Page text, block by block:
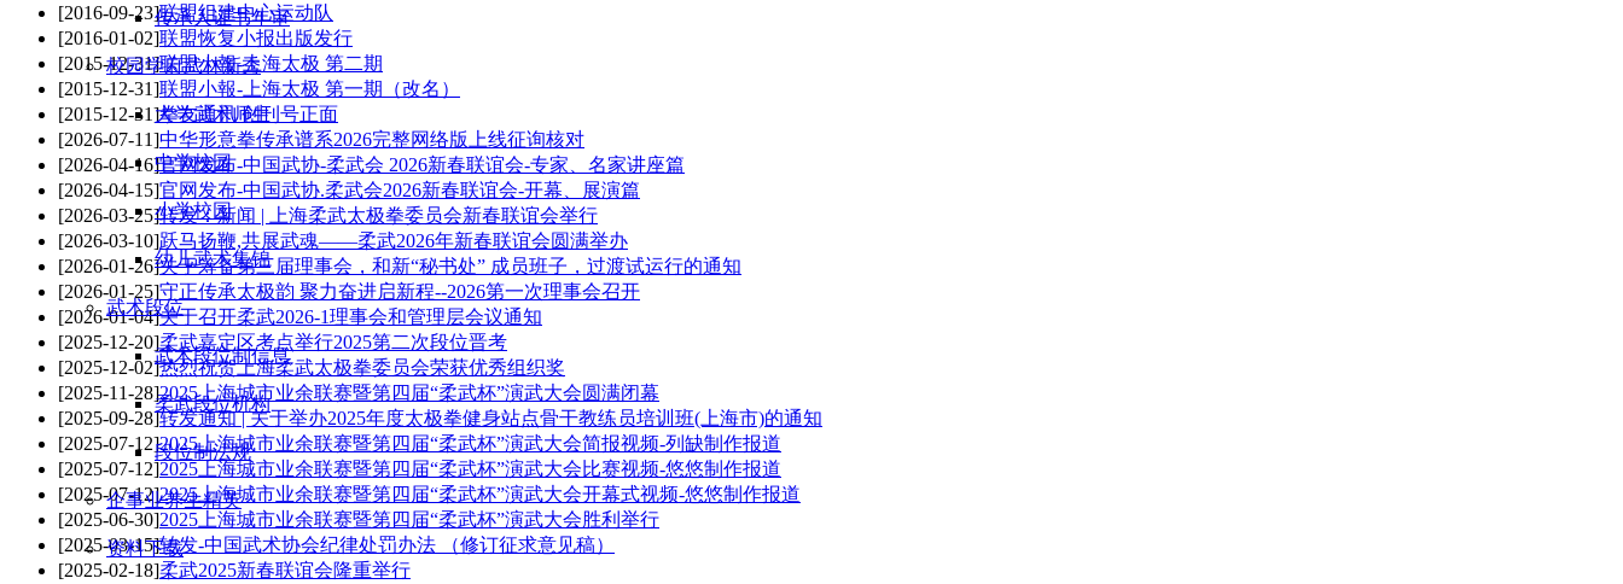
传承人证书年审
校园学府武林新秀
大学武术师生
中学校园
小学校园
幼儿武术集锦
武术段位
武术段位制信息
柔武段位机构
段位制法规
企事业养生精英
资料下载
[2016-09-23]联盟组建中心运动队
[2016-01-02]联盟恢复小报出版发行
[2015-12-31]联盟小報-上海太极 第二期
[2015-12-31]联盟小報-上海太极 第一期（改名）
[2015-12-31]拳友通讯 创刊号正面
[2026-07-11]中华形意拳传承谱系2026完整网络版上线征询核对
[2026-04-16]官网发布-中国武协-柔武会 2026新春联谊会-专家、名家讲座篇
[2026-04-15]官网发布-中国武协.柔武会2026新春联谊会-开幕、展演篇
[2026-03-25]转发：新闻 | 上海柔武太极拳委员会新春联谊会举行
[2026-03-10]跃马扬鞭,共展武魂——柔武2026年新春联谊会圆满举办
[2026-01-26]关于筹备第三届理事会，和新“秘书处” 成员班子，过渡试运行的通知
[2026-01-25]守正传承太极韵 聚力奋进启新程--2026第一次理事会召开
[2026-01-04]关于召开柔武2026-1理事会和管理层会议通知
[2025-12-20]柔武嘉定区考点举行2025第二次段位晋考
[2025-12-02]热烈祝贺上海柔武太极拳委员会荣获优秀组织奖
[2025-11-28]2025上海城市业余联赛暨第四届“柔武杯”演武大会圆满闭幕
[2025-09-28]转发通知 | 关于举办2025年度太极拳健身站点骨干教练员培训班(上海市)的通知
[2025-07-12]2025上海城市业余联赛暨第四届“柔武杯”演武大会简报视频-列缺制作报道
[2025-07-12]2025上海城市业余联赛暨第四届“柔武杯”演武大会比赛视频-悠悠制作报道
[2025-07-12]2025上海城市业余联赛暨第四届“柔武杯”演武大会开幕式视频-悠悠制作报道
[2025-06-30]2025上海城市业余联赛暨第四届“柔武杯”演武大会胜利举行
[2025-03-15]转发-中国武术协会纪律处罚办法 （修订征求意见稿）
[2025-02-18]柔武2025新春联谊会隆重举行